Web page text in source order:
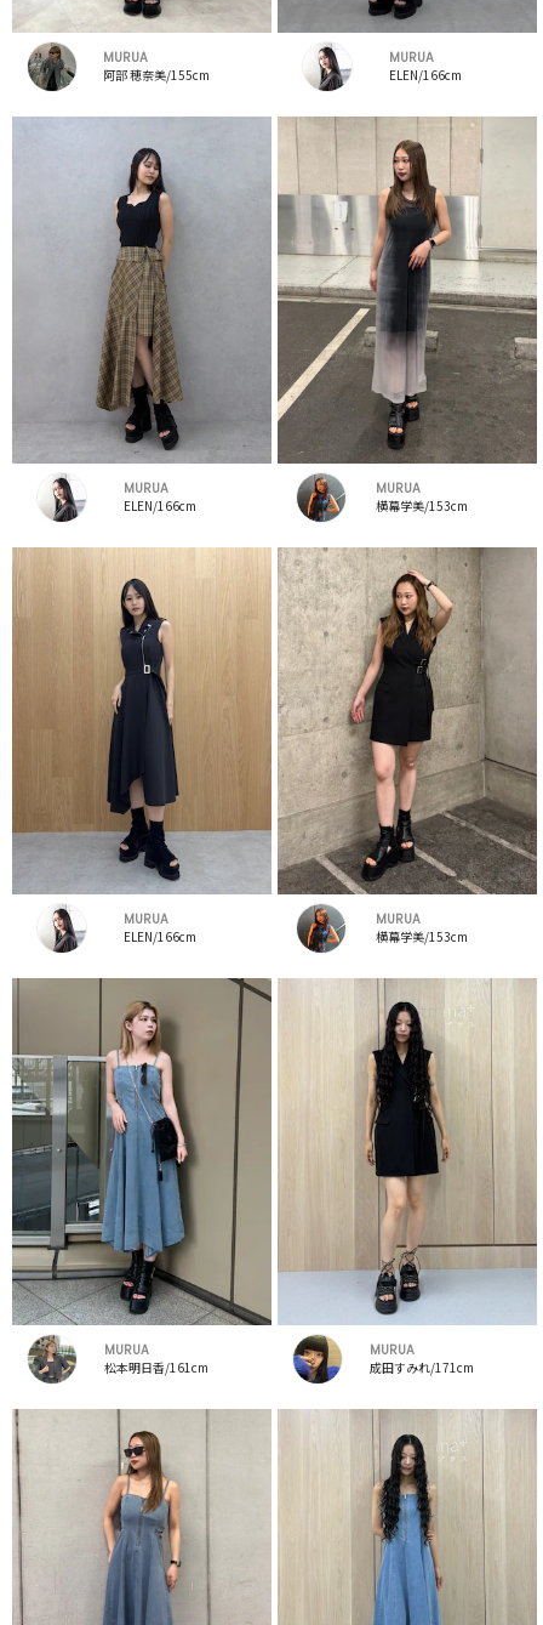
MURUA
阿部 穂奈美/155cm
MURUA
ELEN/166cm
MURUA
ELEN/166cm
MURUA
横幕学美/153cm
MURUA
ELEN/166cm
MURUA
横幕学美/153cm
MURUA
松本明日香/161cm
MURUA
成田すみれ/171cm